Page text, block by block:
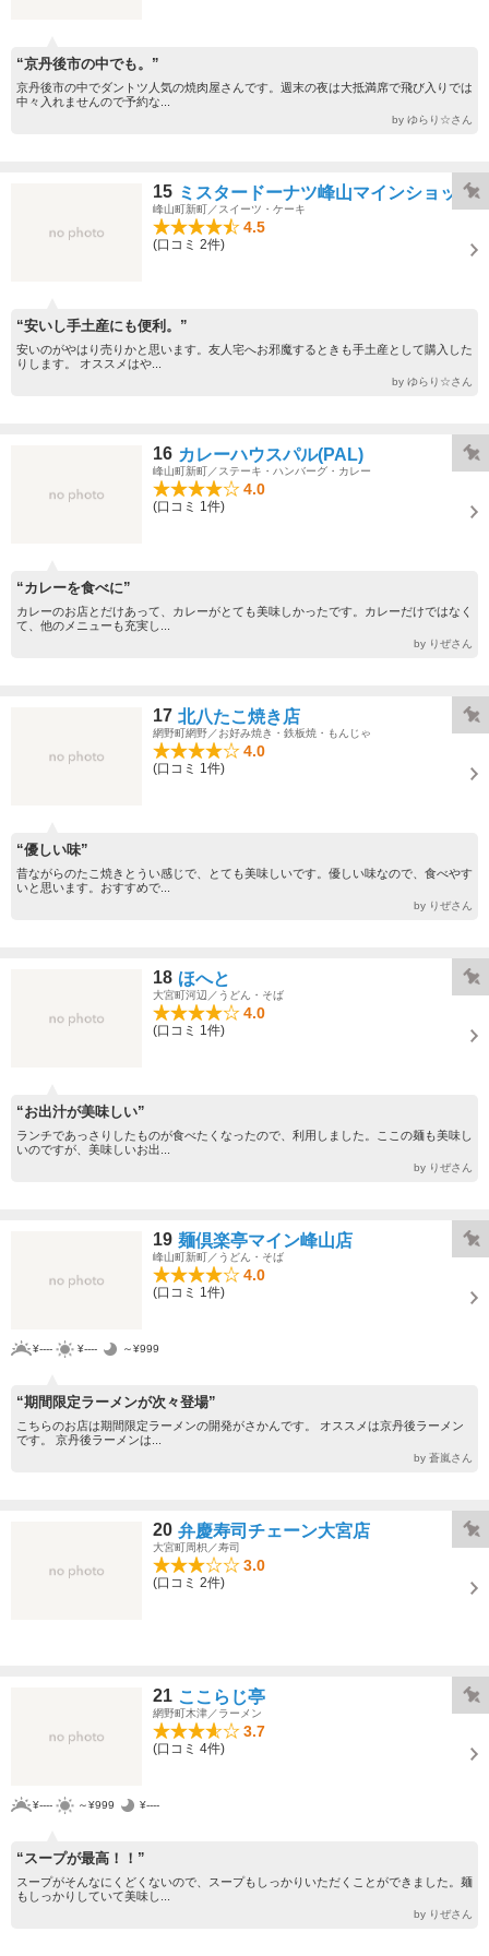
“京丹後市の中でも。”
京丹後市の中でダントツ人気の焼肉屋さんです。週末の夜は大抵満席で飛び入りでは
中々入れませんので予約な...
by ゆらり☆さん
15 ミスタードーナツ峰山マインショップ
峰山町新町／スイーツ・ケーキ
4.5
(口コミ 2件)
“安いし手土産にも便利。”
安いのがやはり売りかと思います。友人宅へお邪魔するときも手土産として購入した
りします。 オススメはや...
by ゆらり☆さん
16 カレーハウスパル(PAL)
峰山町新町／ステーキ・ハンバーグ・カレー
4.0
(口コミ 1件)
“カレーを食べに”
カレーのお店とだけあって、カレーがとても美味しかったです。カレーだけではなく
て、他のメニューも充実し...
by りぜさん
17 北八たこ焼き店
網野町網野／お好み焼き・鉄板焼・もんじゃ
4.0
(口コミ 1件)
“優しい味”
昔ながらのたこ焼きとうい感じで、とても美味しいです。優しい味なので、食べやす
いと思います。おすすめで...
by りぜさん
18 ほへと
大宮町河辺／うどん・そば
4.0
(口コミ 1件)
“お出汁が美味しい”
ランチであっさりしたものが食べたくなったので、利用しました。ここの麺も美味し
いのですが、美味しいお出...
by りぜさん
19 麺倶楽亭マイン峰山店
峰山町新町／うどん・そば
4.0
(口コミ 1件)
¥---- ¥---- ～¥999
“期間限定ラーメンが次々登場”
こちらのお店は期間限定ラーメンの開発がさかんです。 オススメは京丹後ラーメン
です。 京丹後ラーメンは...
by 蒼嵐さん
20 弁慶寿司チェーン大宮店
大宮町周枳／寿司
3.0
(口コミ 2件)
21 ここらじ亭
網野町木津／ラーメン
3.7
(口コミ 4件)
¥---- ～¥999 ¥----
“スープが最高！！”
スープがそんなにくどくないので、スープもしっかりいただくことができました。麺
もしっかりしていて美味し...
by りぜさん